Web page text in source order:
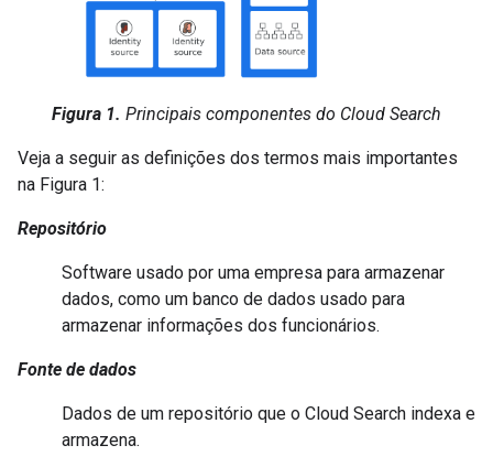
Figura 1. Principais componentes do Cloud Search
Veja a seguir as definições dos termos mais importantes
na Figura 1:
Repositório
Software usado por uma empresa para armazenar
dados, como um banco de dados usado para
armazenar informações dos funcionários.
Fonte de dados
Dados de um repositório que o Cloud Search indexa e
armazena.